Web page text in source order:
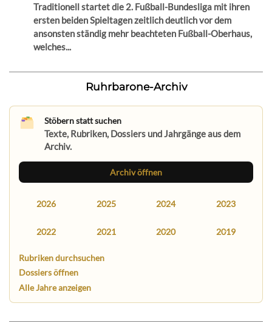
Traditionell startet die 2. Fußball-Bundesliga mit ihren
ersten beiden Spieltagen zeitlich deutlich vor dem
ansonsten ständig mehr beachteten Fußball-Oberhaus,
welches...
Ruhrbarone-Archiv
Stöbern statt suchen
Texte, Rubriken, Dossiers und Jahrgänge aus dem
Archiv.
Archiv öffnen
2026 2025 2024 2023
2022 2021 2020 2019
Rubriken durchsuchen
Dossiers öffnen
Alle Jahre anzeigen